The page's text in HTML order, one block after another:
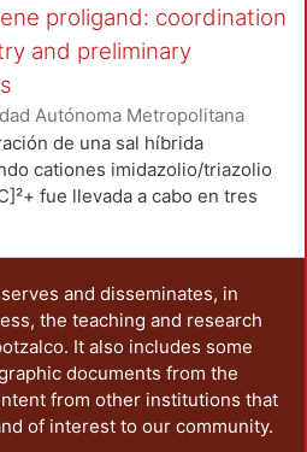
proligand: coordination
and preliminary
Autónoma Metropolitana
Azcapotzalco. División
Básicas e Ingeniería.,2016)
Daniel;Ángeles
de una sal híbrida
cationes imidazolio/triazolio
fue llevada a cabo en tres
Deprotonación selectiva
con NaH en presencia de
metálico (M= Pd, Rh) permite
de NHC-metálicos conteniendo
catiónicos de tipo triazolio
MIC]+. La subsecuente
and disseminates, in
the teaching and research
It also includes some
documents from the
from other institutions that
of interest to our community.